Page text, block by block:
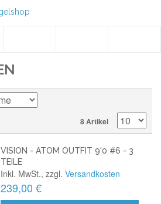
8 Artikel
VISION - ATOM OUTFIT 9'0 #6 - 3
TEILE
Inkl. MwSt., zzgl.Versandkosten
239,00 €